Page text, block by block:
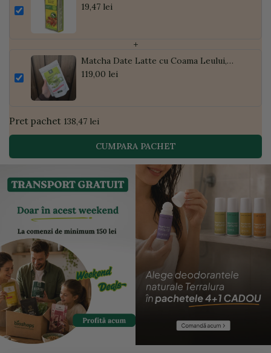
19,47 lei
+
Matcha Date Latte cu Coama Leului,
Pudră de Curmale și Ghimbir, ECO, 300g
119,00 lei
Pret pachet 138,47 lei
CUMPARA PACHET